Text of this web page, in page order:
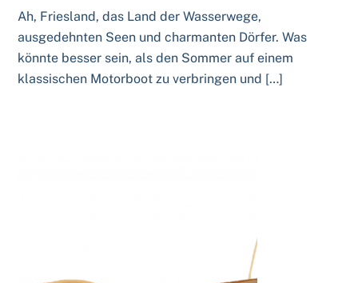
Ah, Friesland, das Land der Wasserwege,
ausgedehnten Seen und charmanten Dörfer. Was
könnte besser sein, als den Sommer auf einem
klassischen Motorboot zu verbringen und […]